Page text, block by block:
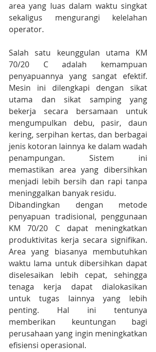
area yang luas dalam waktu singkat
sekaligus mengurangi kelelahan
operator.
Salah satu keunggulan utama KM
70/20 C adalah kemampuan
penyapuannya yang sangat efektif.
Mesin ini dilengkapi dengan sikat
utama dan sikat samping yang
bekerja secara bersamaan untuk
mengumpulkan debu, pasir, daun
kering, serpihan kertas, dan berbagai
jenis kotoran lainnya ke dalam wadah
penampungan. Sistem ini
memastikan area yang dibersihkan
menjadi lebih bersih dan rapi tanpa
meninggalkan banyak residu.
Dibandingkan dengan metode
penyapuan tradisional, penggunaan
KM 70/20 C dapat meningkatkan
produktivitas kerja secara signifikan.
Area yang biasanya membutuhkan
waktu lama untuk dibersihkan dapat
diselesaikan lebih cepat, sehingga
tenaga kerja dapat dialokasikan
untuk tugas lainnya yang lebih
penting. Hal ini tentunya
memberikan keuntungan bagi
perusahaan yang ingin meningkatkan
efisiensi operasional.